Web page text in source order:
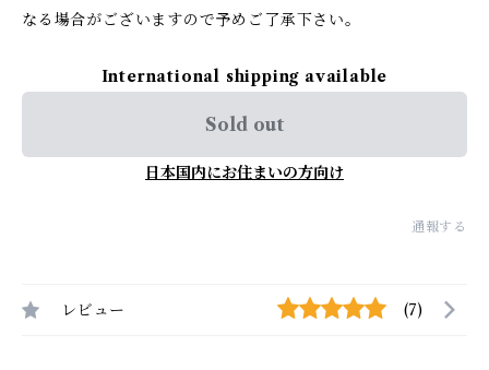
なる場合がございますので予めご了承下さい。
International shipping available
Sold out
日本国内にお住まいの方向け
通報する
レビュー (7)